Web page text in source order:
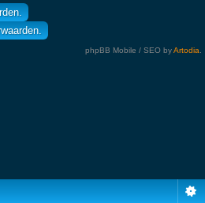
phpBB Mobile / SEO byArtodia